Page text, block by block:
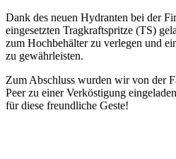
Dank des neuen Hydranten bei der
eingesetzten Tragkraftspritze (TS)
zum Hochbehälter zu verlegen und
zu gewährleisten.
Zum Abschluss wurden wir von der
Peer zu einer Verköstigung
für diese freundliche Geste!